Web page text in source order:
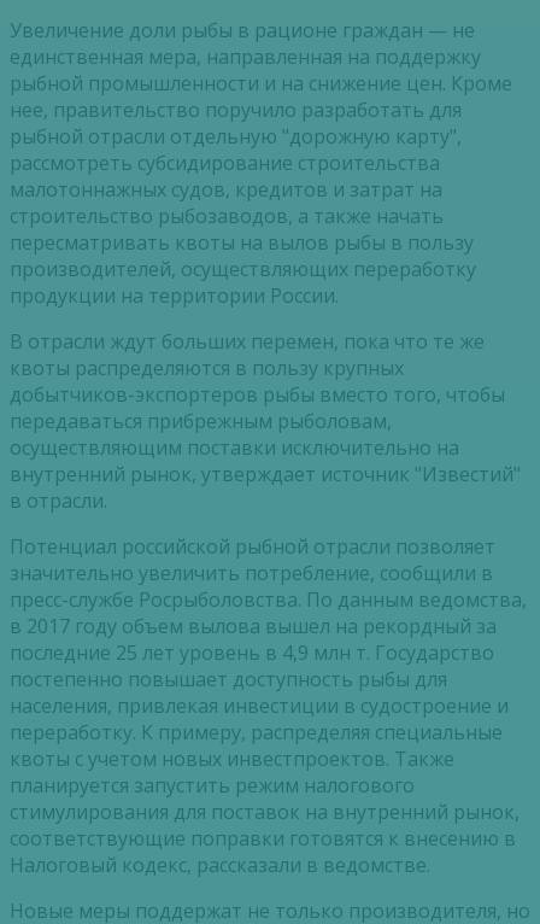
Увеличение доли рыбы в рационе граждан — не
единственная мера, направленная на поддержку
рыбной промышленности и на снижение цен. Кроме
нее, правительство поручило разработать для
рыбной отрасли отдельную "дорожную карту",
рассмотреть субсидирование строительства
малотоннажных судов, кредитов и затрат на
строительство рыбозаводов, а также начать
пересматривать квоты на вылов рыбы в пользу
производителей, осуществляющих переработку
продукции на территории России.
В отрасли ждут больших перемен, пока что те же
квоты распределяются в пользу крупных
добытчиков-экспортеров рыбы вместо того, чтобы
передаваться прибрежным рыболовам,
осуществляющим поставки исключительно на
внутренний рынок, утверждает источник "Известий"
в отрасли.
Потенциал российской рыбной отрасли позволяет
значительно увеличить потребление, сообщили в
пресс-службе Росрыболовства. По данным ведомства,
в 2017 году объем вылова вышел на рекордный за
последние 25 лет уровень в 4,9 млн т. Государство
постепенно повышает доступность рыбы для
населения, привлекая инвестиции в судостроение и
переработку. К примеру, распределяя специальные
квоты с учетом новых инвестпроектов. Также
планируется запустить режим налогового
стимулирования для поставок на внутренний рынок,
соответствующие поправки готовятся к внесению в
Налоговый кодекс, рассказали в ведомстве.
Новые меры поддержат не только производителя, но